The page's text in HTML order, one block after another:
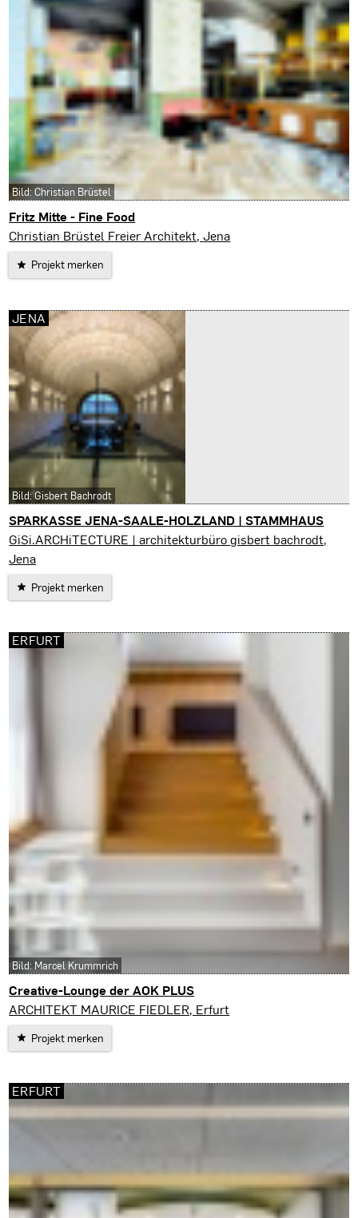
Fritz Mitte - Fine Food
Jena
Christian Brüstel Freier Architekt, Jena
Projekt merken
Bild: Christian Brüstel
SPARKASSE JENA-SAALE-HOLZLAND | STAMMHAUS
Jena
GiSi.ARCHiTECTURE | architekturbüro gisbert bachrodt,
Jena
Projekt merken
JENA
Bild: Gisbert Bachrodt
Creative-Lounge der AOK PLUS
Erfurt
ARCHITEKT MAURICE FIEDLER, Erfurt
Projekt merken
ERFURT
Bild: Marcel Krummrich
ERFURT